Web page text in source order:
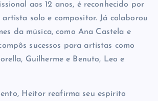
aos 12 anos, é reconhecido por
artista solo e compositor. Já colaborou
da música, como Ana Castela e
sucessos para artistas como
Guilherme e Benuto, Leo e
Heitor reafirma seu espírito